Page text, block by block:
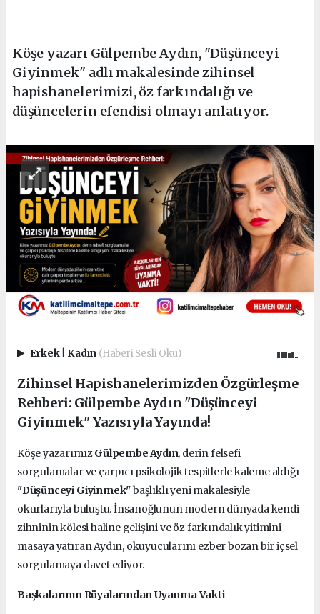
Köşe yazarı Gülpembe Aydın, "Düşünceyi
Giyinmek" adlı makalesinde zihinsel
hapishanelerimizi, öz farkındalığı ve
düşüncelerin efendisi olmayı anlatıyor.
Erkek Kadın (Haberi Sesli Oku)
Zihinsel Hapishanelerimizden Özgürleşme
Rehberi: Gülpembe Aydın "Düşünceyi
Giyinmek" Yazısıyla Yayında!
Köşe yazarımızGülpembe Aydın, derin felsefi
sorgulamalar ve çarpıcı psikolojik tespitlerle kaleme aldığı
"Düşünceyi Giyinmek"başlıklı yeni makalesiyle
okurlarıyla buluştu. İnsanoğlunun modern dünyada kendi
zihninin kölesi haline gelişini ve öz farkındalık yitimini
masaya yatıran Aydın, okuyucularını ezber bozan bir içsel
sorgulamaya davet ediyor.
Başkalarının Rüyalarından Uyanma Vakti